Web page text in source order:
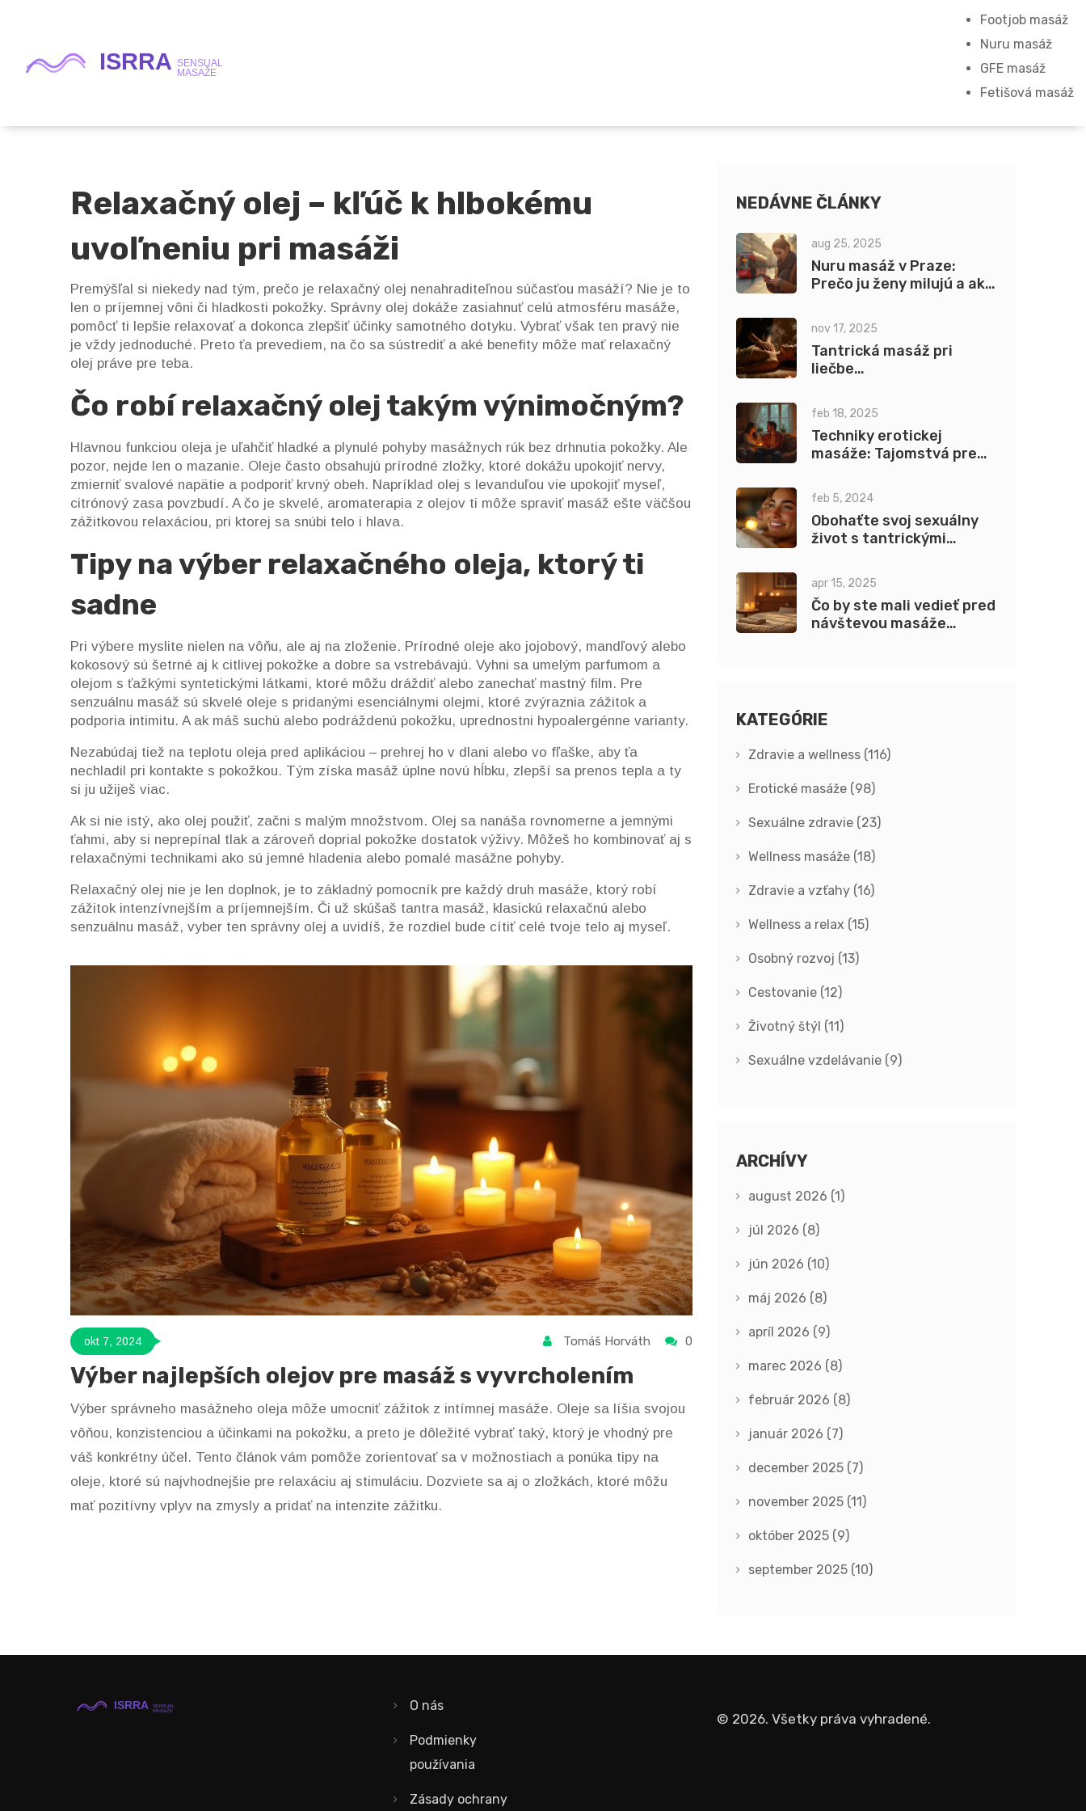
Footjob masáž
Nuru masáž
GFE masáž
Fetišová masáž
Relaxačný olej – kľúč k hlbokému
uvoľneniu pri masáži
Premýšľal si niekedy nad tým, prečo je relaxačný olej nenahraditeľnou súčasťou masáží? Nie je to
len o príjemnej vôni či hladkosti pokožky. Správny olej dokáže zasiahnuť celú atmosféru masáže,
pomôcť ti lepšie relaxovať a dokonca zlepšiť účinky samotného dotyku. Vybrať však ten pravý nie
je vždy jednoduché. Preto ťa prevediem, na čo sa sústrediť a aké benefity môže mať relaxačný
olej práve pre teba.
Čo robí relaxačný olej takým výnimočným?
Hlavnou funkciou oleja je uľahčiť hladké a plynulé pohyby masážnych rúk bez drhnutia pokožky. Ale
pozor, nejde len o mazanie. Oleje často obsahujú prírodné zložky, ktoré dokážu upokojiť nervy,
zmierniť svalové napätie a podporiť krvný obeh. Napríklad olej s levanduľou vie upokojiť myseľ,
citrónový zasa povzbudí. A čo je skvelé, aromaterapia z olejov ti môže spraviť masáž ešte väčšou
zážitkovou relaxáciou, pri ktorej sa snúbi telo i hlava.
Tipy na výber relaxačného oleja, ktorý ti
sadne
Pri výbere myslite nielen na vôňu, ale aj na zloženie. Prírodné oleje ako jojobový, mandľový alebo
kokosový sú šetrné aj k citlivej pokožke a dobre sa vstrebávajú. Vyhni sa umelým parfumom a
olejom s ťažkými syntetickými látkami, ktoré môžu dráždiť alebo zanechať mastný film. Pre
senzuálnu masáž sú skvelé oleje s pridanými esenciálnymi olejmi, ktoré zvýraznia zážitok a
podporia intimitu. A ak máš suchú alebo podráždenú pokožku, uprednostni hypoalergénne varianty.
Nezabúdaj tiež na teplotu oleja pred aplikáciou – prehrej ho v dlani alebo vo fľaške, aby ťa
nechladil pri kontakte s pokožkou. Tým získa masáž úplne novú hĺbku, zlepší sa prenos tepla a ty
si ju užiješ viac.
Ak si nie istý, ako olej použiť, začni s malým množstvom. Olej sa nanáša rovnomerne a jemnými
ťahmi, aby si neprepínal tlak a zároveň doprial pokožke dostatok výživy. Môžeš ho kombinovať aj s
relaxačnými technikami ako sú jemné hladenia alebo pomalé masážne pohyby.
Relaxačný olej nie je len doplnok, je to základný pomocník pre každý druh masáže, ktorý robí
zážitok intenzívnejším a príjemnejším. Či už skúšaš tantra masáž, klasickú relaxačnú alebo
senzuálnu masáž, vyber ten správny olej a uvidíš, že rozdiel bude cítiť celé tvoje telo aj myseľ.
okt 7, 2024 Tomáš Horváth 0
Výber najlepších olejov pre masáž s vyvrcholením
Výber správneho masážneho oleja môže umocniť zážitok z intímnej masáže. Oleje sa líšia svojou
vôňou, konzistenciou a účinkami na pokožku, a preto je dôležité vybrať taký, ktorý je vhodný pre
váš konkrétny účel. Tento článok vám pomôže zorientovať sa v možnostiach a ponúka tipy na
oleje, ktoré sú najvhodnejšie pre relaxáciu aj stimuláciu. Dozviete sa aj o zložkách, ktoré môžu
mať pozitívny vplyv na zmysly a pridať na intenzite zážitku.
NEDÁVNE ČLÁNKY
aug 25, 2025
Nuru masáž v Praze:
Prečo ju ženy milujú a ako
nov 17, 2025
Tantrická masáž pri
liečbe
porúch: Ako pomáha telu
a mysli
feb 18, 2025
Techniky erotickej
masáže: Tajomstvá pre
feb 5, 2024
Obohaťte svoj sexuálny
život s tantrickými
Návody a tipy
apr 15, 2025
Čo by ste mali vedieť pred
návštevou masáže
KATEGÓRIE
Zdravie a wellness (116)
Erotické masáže (98)
Sexuálne zdravie (23)
Wellness masáže (18)
Zdravie a vzťahy (16)
Wellness a relax (15)
Osobný rozvoj (13)
Cestovanie (12)
Životný štýl (11)
Sexuálne vzdelávanie (9)
ARCHÍVY
august 2026 (1)
júl 2026 (8)
jún 2026 (10)
máj 2026 (8)
apríl 2026 (9)
marec 2026 (8)
február 2026 (8)
január 2026 (7)
december 2025 (7)
november 2025 (11)
október 2025 (9)
september 2025 (10)
O nás
Podmienky
používania
Zásady ochrany
© 2026. Všetky práva vyhradené.